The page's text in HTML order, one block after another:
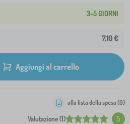
3-5 GIORNI
7,10 €
Aggiungi al carrello
Valutazione (1) 5
alla lista della spesa (0)